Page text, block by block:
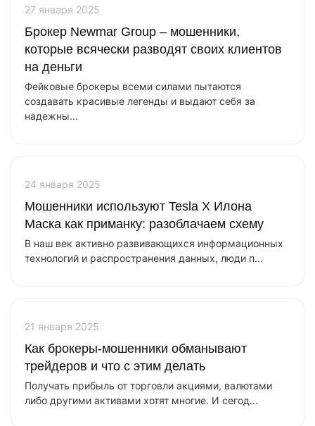
27 января 2025
Брокер Newmar Group – мошенники,
которые всячески разводят своих клиентов
на деньги
Фейковые брокеры всеми силами пытаются
создавать красивые легенды и выдают себя за
надежны...
24 января 2025
Мошенники используют Tesla X Илона
Маска как приманку: разоблачаем схему
В наш век активно развивающихся информационных
технологий и распространения данных, люди п...
21 января 2025
Как брокеры-мошенники обманывают
трейдеров и что с этим делать
Получать прибыль от торговли акциями, валютами
либо другими активами хотят многие. И сегод...